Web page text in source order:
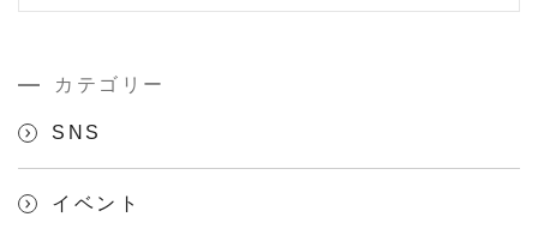
カテゴリー
SNS
イベント